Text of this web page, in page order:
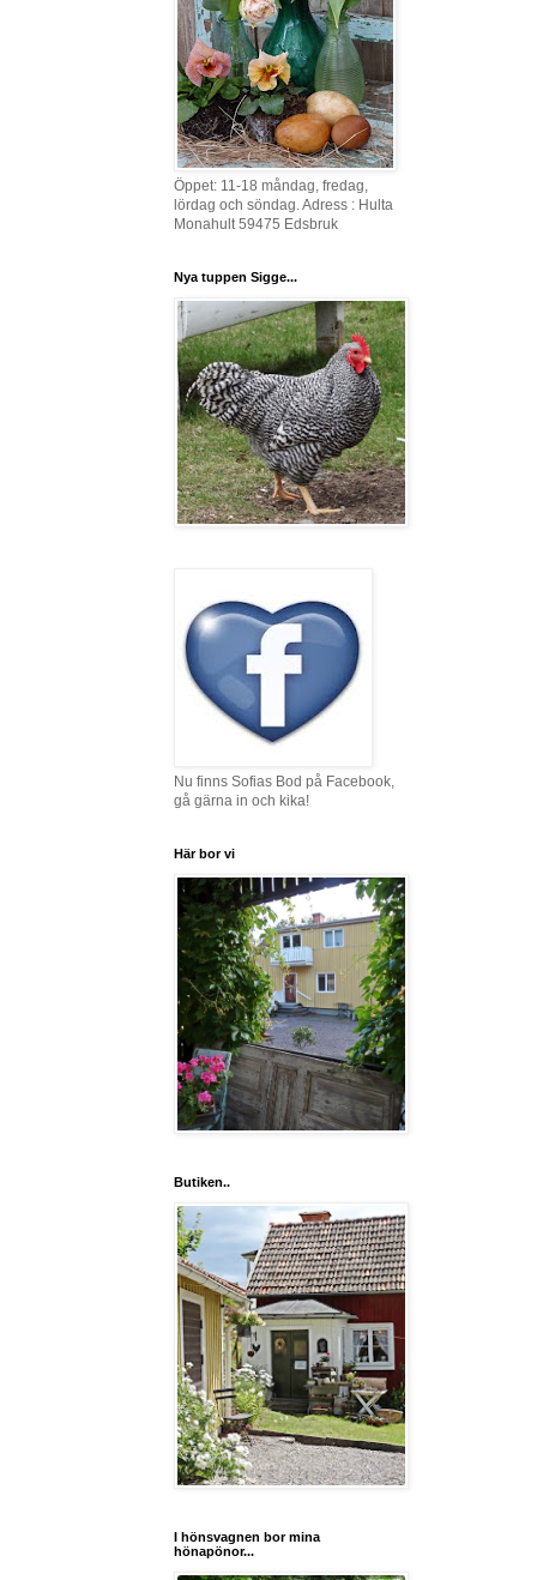
Öppet: 11-18 måndag, fredag,
lördag och söndag. Adress : Hulta
Monahult 59475 Edsbruk
Nya tuppen Sigge...
Nu finns Sofias Bod på Facebook,
gå gärna in och kika!
Här bor vi
Butiken..
I hönsvagnen bor mina
hönapönor...